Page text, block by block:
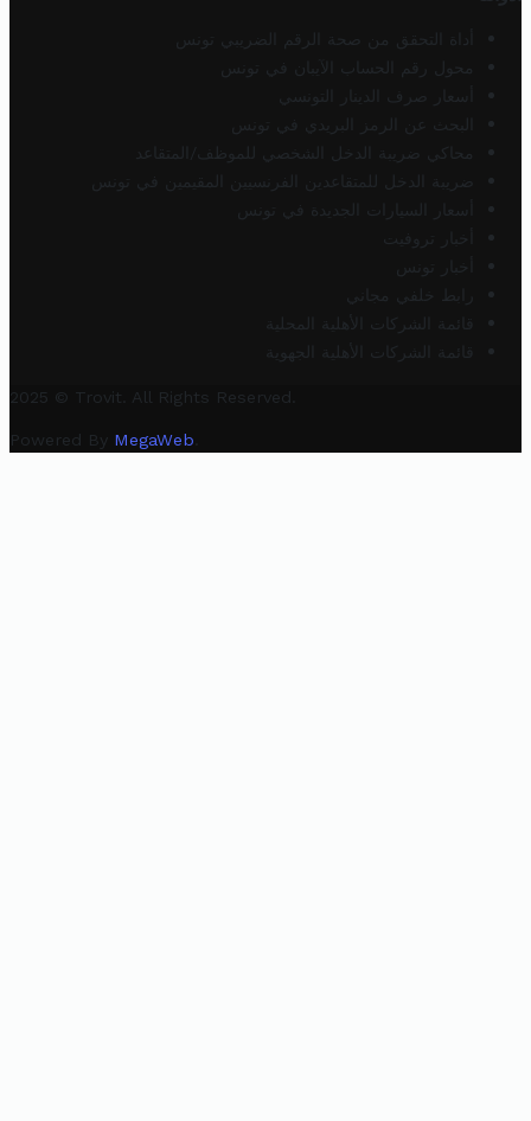
أداة التحقق من صحة الرقم الضريبي تونس
محول رقم الحساب الآيبان في تونس
أسعار صرف الدينار التونسي
البحث عن الرمز البريدي في تونس
محاكي ضريبة الدخل الشخصي للموظف/المتقاعد
ضريبة الدخل للمتقاعدين الفرنسيين المقيمين في تونس
أسعار السيارات الجديدة في تونس
أخبار تروفيت
أخبار تونس
رابط خلفي مجاني
قائمة الشركات الأهلية المحلية
قائمة الشركات الأهلية الجهوية
2025 © Trovit. All Rights Reserved.
Powered By MegaWeb